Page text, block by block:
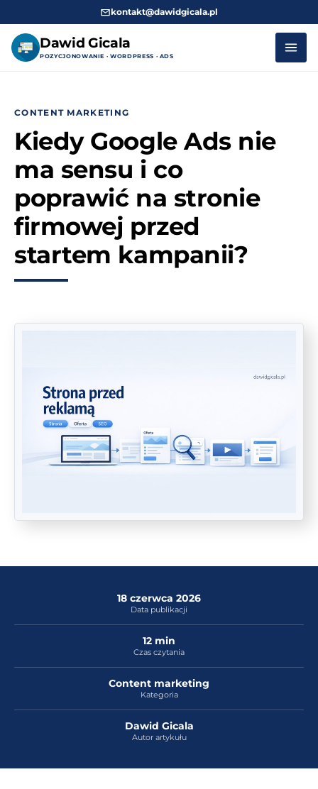
kontakt@dawidgicala.pl
Dawid Gicala
POZYCJONOWANIE · WORDPRESS · ADS
treściCONTENT MARKETING
Kiedy Google Ads nie
ma sensu i co
poprawić na stronie
firmowej przed
startem kampanii?
18 czerwca 2026
Data publikacji
12 min
Czas czytania
Content marketing
Kategoria
Dawid Gicala
Autor artykułu